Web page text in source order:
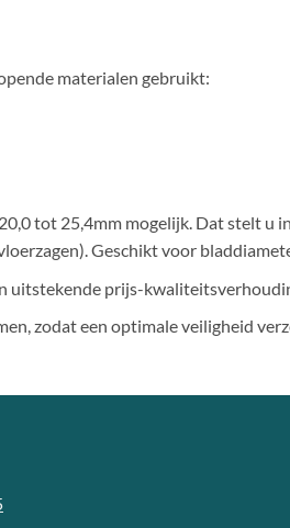
materialen gebruikt:
tot 25,4mm mogelijk. Dat stelt u
Geschikt voor
uitstekende prijs-
zodat een optimale veiligheid